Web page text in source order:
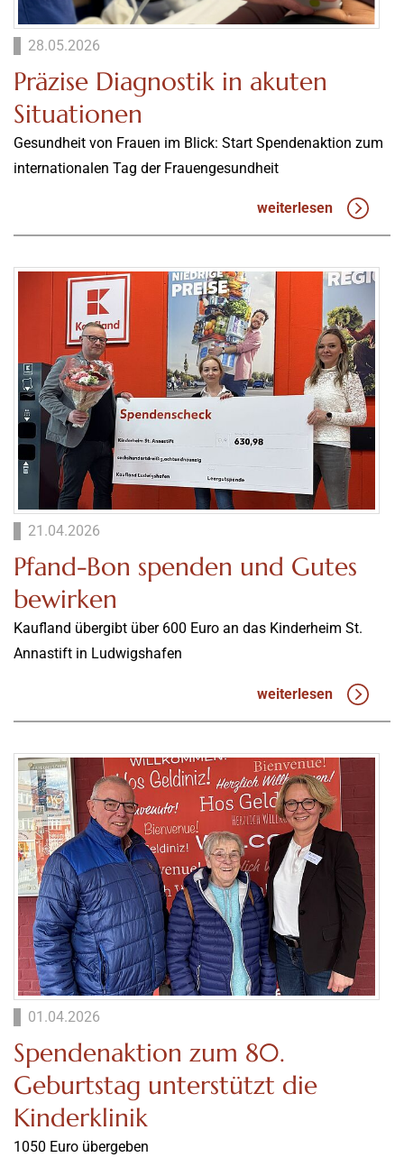
28.05.2026
Präzise Diagnostik in akuten
Situationen
Gesundheit von Frauen im Blick: Start Spendenaktion zum
internationalen Tag der Frauengesundheit
weiterlesen
21.04.2026
Pfand-Bon spenden und Gutes
bewirken
Kaufland übergibt über 600 Euro an das Kinderheim St.
Annastift in Ludwigshafen
weiterlesen
01.04.2026
Spendenaktion zum 80.
Geburtstag unterstützt die
Kinderklinik
1050 Euro übergeben